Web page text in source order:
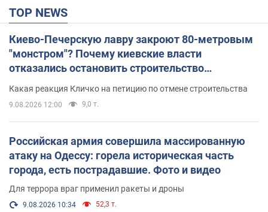
TOP NEWS
Киево-Печерскую лавру закроют 80-метровым
"монстром"? Почему киевские власти
отказались остановить строительство
Какая реакция Кличко на петицию по отмене строительства
9.08.2026 12:00 9,0 т.
Российская армия совершила массированную
атаку на Одессу: горела историческая часть
города, есть пострадавшие. Фото и видео
Для террора враг применил ракеты и дроны
9.08.2026 10:34 52,3 т.